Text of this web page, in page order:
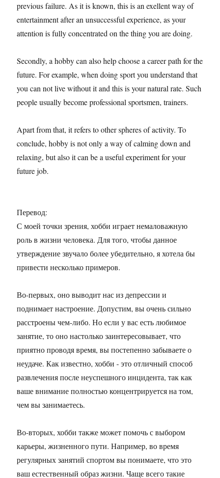
previous failure. As it is known, this is an exellent way of
entertainment after an unsuccessful experience, as your
attention is fully concentrated on the thing you are doing.
Secondly, a hobby can also help choose a career path for the
future. For example, when doing sport you understand that
you can not live without it and this is your natural rate. Such
people usually become professional sportsmen, trainers.
Apart from that, it refers to other spheres of activity. To
conclude, hobby is not only a way of calming down and
relaxing, but also it can be a useful experiment for your
future job.
Перевод:
С моей точки зрения, хобби играет немаловажную
роль в жизни человека. Для того, чтобы данное
утверждение звучало более убедительно, я хотела бы
привести несколько примеров.
Во-первых, оно выводит нас из депрессии и
поднимает настроение. Допустим, вы очень сильно
расстроены чем-либо. Но если у вас есть любимое
занятие, то оно настолько заинтересовывает, что
приятно проводя время, вы постепенно забываете о
неудаче. Как известно, хобби - это отличный способ
развлечения после неуспешного инцидента, так как
ваше внимание полностью концентрируется на том,
чем вы занимаетесь.
Во-вторых, хобби также может помочь с выбором
карьеры, жизненного пути. Например, во время
регулярных занятий спортом вы понимаете, что это
ваш естественный образ жизни. Чаще всего такие